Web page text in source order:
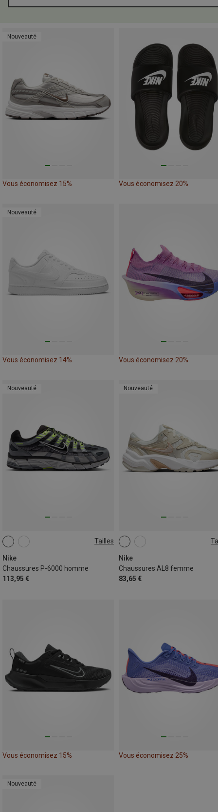
Nouveauté
Vous économisez 15% Vous économisez 20%
Nouveauté
Vous économisez 14% Vous économisez 20%
Nouveauté
Tailles
Nike
Chaussures P-6000 homme
113,95 €
Nouveauté
Nike
Chaussures AL8 femme
83,65 €
Vous économisez 15% Vous économisez 25%
Nouveauté